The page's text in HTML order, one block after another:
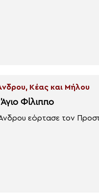
Κέας και Μήλου
Φίλιππο
εόρτασε τον